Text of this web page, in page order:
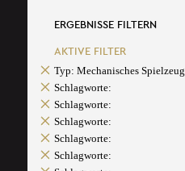
ERGEBNISSE FILTERN
AKTIVE FILTER
Typ: Mechanisches Spielzeug
Schlagworte:
Schlagworte:
Schlagworte:
Schlagworte:
Schlagworte: